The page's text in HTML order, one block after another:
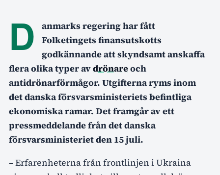
D
anmarks regering har fått
Folketingets finansutskotts
godkännande att skyndsamt anskaffa
flera olika typer avdrönareoch
antidrönarförmågor. Utgifterna ryms inom
det danska försvarsministeriets befintliga
ekonomiska ramar. Det framgår av ett
pressmeddelande från det danska
försvarsministeriet den 15 juli.
– Erfarenheterna från frontlinjen i Ukraina